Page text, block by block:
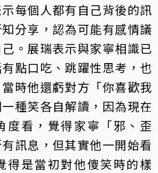
每個人都有自己背後的訊
分享，認為可能有感情議
。展瑞表示與家寧相識已
點口吃、跳躍性思考，也
時他還虧對方「你喜歡我
種笑各自解讀，因為現在
度看，覺得家寧「邪、歪
訊息，但其實他一開始看
得是當初對他傻笑時的樣